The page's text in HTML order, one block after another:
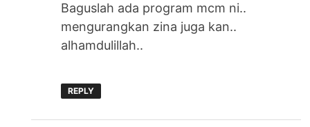
Baguslah ada program mcm ni..
mengurangkan zina juga kan..
alhamdulillah..
REPLY